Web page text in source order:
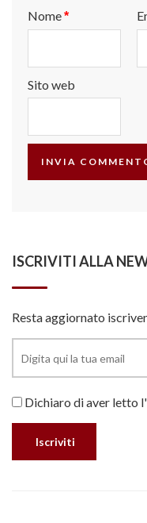
Nome*
Sito web
ISCRIVITI ALLA
Resta aggiornato
Dichiaro di aver letto l'